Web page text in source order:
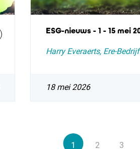
ESG-nieuws - 1 - 15 mei
Harry Everaerts, Ere-
18 mei 2026
1 2 3